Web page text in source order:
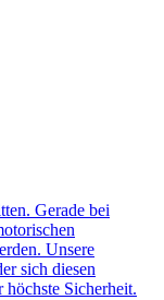
Gerade bei
Unsere
sich diesen
Sicherheit.